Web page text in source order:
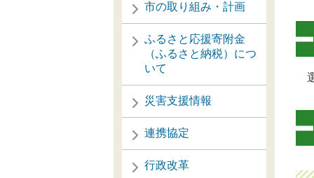
市の取り組み・計画
ふるさと応援寄附金
（ふるさと納税）につ
いて
災害支援情報
連携協定
行政改革